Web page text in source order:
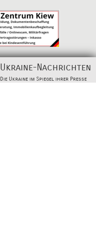
Ukraine-Nachrichten
Die Ukraine im Spiegel ihrer Presse